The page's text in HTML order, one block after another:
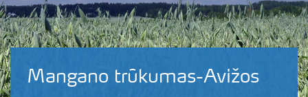
Mangano trūkumas-Avižos